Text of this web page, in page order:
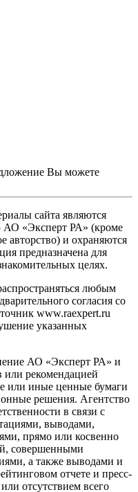
Вы можете
сайта являются
АО «Эксперт РА» (кроме
авторство) и охраняются
предназначена для
целях.
любым
согласия со
www.raexpert.ru
указанных
АО «Эксперт РА» и
или рекомендацией
или иные ценные бумаги
решения. Агентство
в связи с
выводами,
прямо или косвенно
совершенными
а также выводами и
отчете и пресс-
отсутствием всего